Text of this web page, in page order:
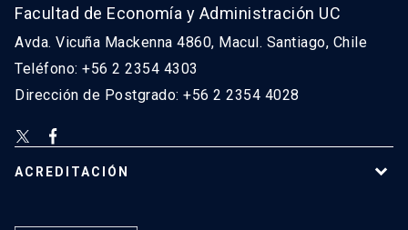
Facultad de Economía y Administración UC
Avda. Vicuña Mackenna 4860, Macul. Santiago, Chile
Teléfono: +56 2 2354 4303
Dirección de Postgrado: +56 2 2354 4028
ACREDITACIÓN